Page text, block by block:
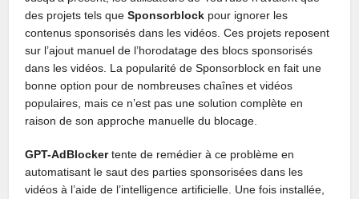
des projets tels queSponsorblock pour ignorer les
contenus sponsorisés dans les vidéos. Ces projets reposent
sur l’ajout manuel de l’horodatage des blocs sponsorisés
dans les vidéos. La popularité de Sponsorblock en fait une
bonne option pour de nombreuses chaînes et vidéos
populaires, mais ce n’est pas une solution complète en
raison de son approche manuelle du blocage.
GPT-AdBlockertente de remédier à ce problème en
automatisant le saut des parties sponsorisées dans les
vidéos à l’aide de l’intelligence artificielle. Une fois installée,